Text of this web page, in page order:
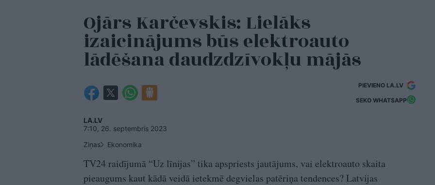
Ojārs Karčevskis: Lielāks
izaicinājums būs elektroauto
lādēšana daudzdzīvokļu mājās
PIEVIENO LA.LV
SEKO WHATSAPP
LA.LV
7:10, 26. septembris 2023
Ziņas
Ekonomika
TV24 raidījumā “Uz līnijas” tika apspriests jautājums, vai elektroauto skaita
pieaugums kaut kādā veidā ietekmē degvielas patēriņa tendences? Latvijas